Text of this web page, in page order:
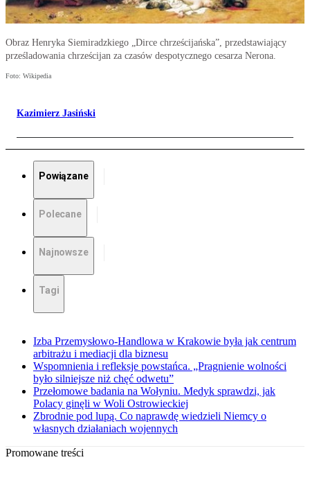
Obraz Henryka Siemiradzkiego „Dirce chrześcijańska”, przedstawiający
prześladowania chrześcijan za czasów despotycznego cesarza Nerona.
Foto: Wikipedia
Kazimierz Jasiński
Powiązane
Polecane
Najnowsze
Tagi
Izba Przemysłowo-Handlowa w Krakowie była jak centrum
arbitrażu i mediacji dla biznesu
Wspomnienia i refleksje powstańca. „Pragnienie wolności
było silniejsze niż chęć odwetu”
Przełomowe badania na Wołyniu. Medyk sprawdzi, jak
Polacy ginęli w Woli Ostrowieckiej
Zbrodnie pod lupą. Co naprawdę wiedzieli Niemcy o
własnych działaniach wojennych
Promowane treści